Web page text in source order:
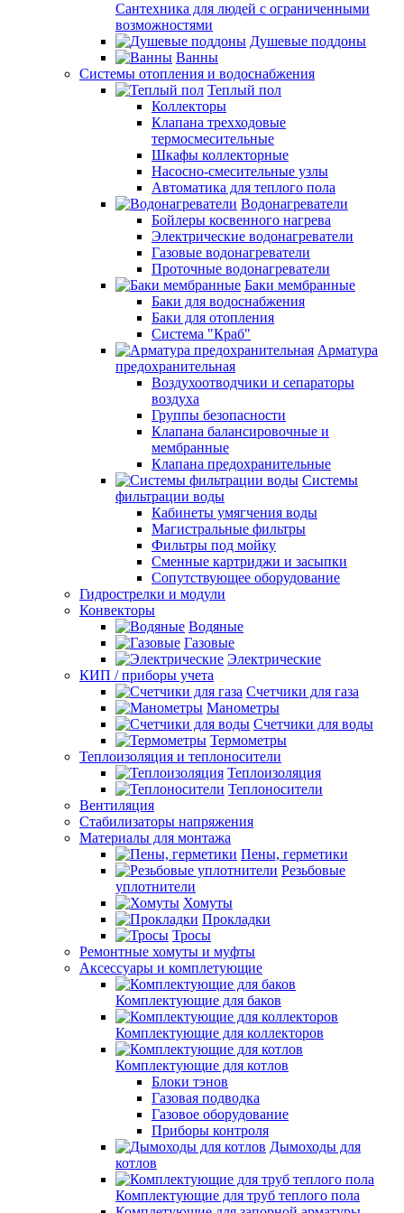
Сантехника для людей с ограниченными
возможностями
Душевые поддоны
Ванны
Системы отопления и водоснабжения
Теплый пол
Коллекторы
Клапана трехходовые
термосмесительные
Шкафы коллекторные
Насосно-смесительные узлы
Автоматика для теплого пола
Водонагреватели
Бойлеры косвенного нагрева
Электрические водонагреватели
Газовые водонагреватели
Проточные водонагреватели
Баки мембранные
Баки для водоснабжения
Баки для отопления
Система "Краб"
Арматура
предохранительная
Воздухоотводчики и сепараторы
воздуха
Группы безопасности
Клапана балансировочные и
мембранные
Клапана предохранительные
Системы
фильтрации воды
Кабинеты умягчения воды
Магистральные фильтры
Фильтры под мойку
Сменные картриджи и засыпки
Сопутствующее оборудование
Гидрострелки и модули
Конвекторы
Водяные
Газовые
Электрические
КИП / приборы учета
Счетчики для газа
Манометры
Счетчики для воды
Термометры
Теплоизоляция и теплоносители
Теплоизоляция
Теплоносители
Вентиляция
Стабилизаторы напряжения
Материалы для монтажа
Пены, герметики
Резьбовые
уплотнители
Хомуты
Прокладки
Тросы
Ремонтные хомуты и муфты
Аксессуары и комплетующие
Комплектующие для баков
Комплектующие для коллекторов
Комплектующие для котлов
Блоки тэнов
Газовая подводка
Газовое оборудование
Приборы контроля
Дымоходы для
котлов
Комплектующие для труб теплого пола